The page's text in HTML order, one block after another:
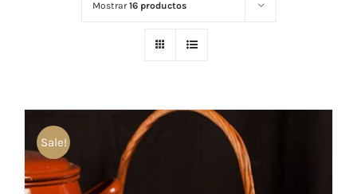
Mostrar16 productos
Sale!